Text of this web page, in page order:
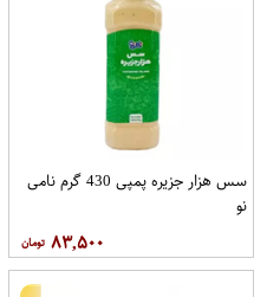
سس هزار جزیره پمپی 430 گرم نامی
نو
۸۳,۵۰۰